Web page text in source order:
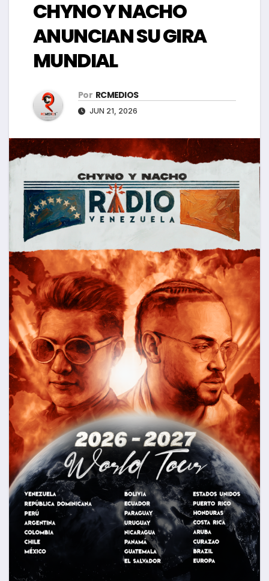
CHYNO Y NACHO
ANUNCIAN SU GIRA
MUNDIAL
Por RCMEDIOS
JUN 21, 2026